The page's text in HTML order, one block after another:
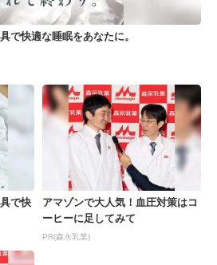
で快適な睡眠をあなたに。
で快
アマゾンで大人気！血圧対策はコ
ーヒーに足してみて
PR(森永乳業)